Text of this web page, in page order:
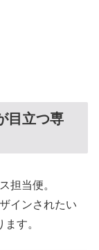
目立つ専
担当便。
インされたい
す。